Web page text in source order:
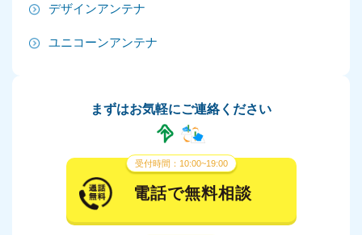
2024年6月
2024年5月
2024年3月
2024年1月
2023年12月
デザインアンテナ
ユニコーンアンテナ
まずはお気軽にご連絡ください
受付時間：10:00~19:00
電話で無料相談